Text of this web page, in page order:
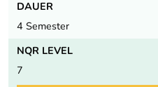
DAUER
4 Semester
NQR LEVEL
7